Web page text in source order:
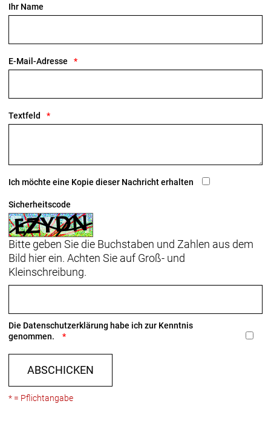
Ihr Name
E-Mail-Adresse
Textfeld
Ich möchte eine Kopie dieser Nachricht erhalten
Sicherheitscode
Bitte geben Sie die Buchstaben und Zahlen aus dem
Bild hier ein. Achten Sie auf Groß- und
Kleinschreibung.
Die Datenschutzerklärung habe ich zur Kenntnis
genommen.
ABSCHICKEN
* = Pflichtangabe